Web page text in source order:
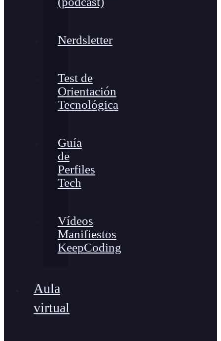
Nerdsletter
Test de
Orientación
Tecnológica
Guía
de
Perfiles
Tech
Vídeos
Manifiestos
KeepCoding
Aula
virtual